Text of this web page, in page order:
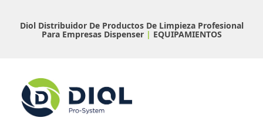
Diol Distribuidor De Productos De Limpieza Profesional
Para Empresas Dispenser| EQUIPAMIENTOS